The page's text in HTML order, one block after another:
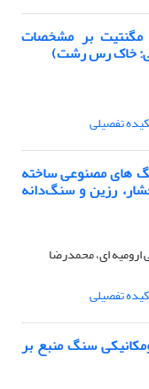
مگنتیت بر مشخصات
خاک رس رشت)
تفصیلی
های مصنوعی ساخته
رزین و سنگ‌دانه
ارومیه ای، محمدرضا
تفصیلی
سنگ منبع بر